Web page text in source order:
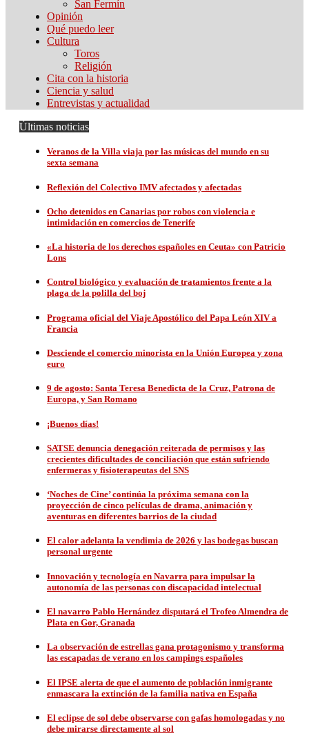
San Fermín
Opinión
Qué puedo leer
Cultura
Toros
Religión
Cita con la historia
Ciencia y salud
Entrevistas y actualidad
Últimas noticias
Veranos de la Villa viaja por las músicas del mundo en su
sexta semana
Reflexión del Colectivo IMV afectados y afectadas
Ocho detenidos en Canarias por robos con violencia e
intimidación en comercios de Tenerife
«La historia de los derechos españoles en Ceuta» con Patricio
Lons
Control biológico y evaluación de tratamientos frente a la
plaga de la polilla del boj
Programa oficial del Viaje Apostólico del Papa León XIV a
Francia
Desciende el comercio minorista en la Unión Europea y zona
euro
9 de agosto: Santa Teresa Benedicta de la Cruz, Patrona de
Europa, y San Romano
¡Buenos días!
SATSE denuncia denegación reiterada de permisos y las
crecientes dificultades de conciliación que están sufriendo
enfermeras y fisioterapeutas del SNS
‘Noches de Cine’ continúa la próxima semana con la
proyección de cinco películas de drama, animación y
aventuras en diferentes barrios de la ciudad
El calor adelanta la vendimia de 2026 y las bodegas buscan
personal urgente
Innovación y tecnología en Navarra para impulsar la
autonomía de las personas con discapacidad intelectual
El navarro Pablo Hernández disputará el Trofeo Almendra de
Plata en Gor, Granada
La observación de estrellas gana protagonismo y transforma
las escapadas de verano en los campings españoles
El IPSE alerta de que el aumento de población inmigrante
enmascara la extinción de la familia nativa en España
El eclipse de sol debe observarse con gafas homologadas y no
debe mirarse directamente al sol